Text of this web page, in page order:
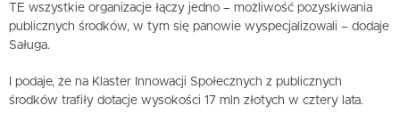
TE wszystkie organizacje łączy jedno – możliwość pozyskiwania
publicznych środków, w tym się panowie wyspecjalizowali – dodaje
Saługa.
I podaje, że na Klaster Innowacji Społecznych z publicznych
środków trafiły dotacje wysokości 17 mln złotych w cztery lata.